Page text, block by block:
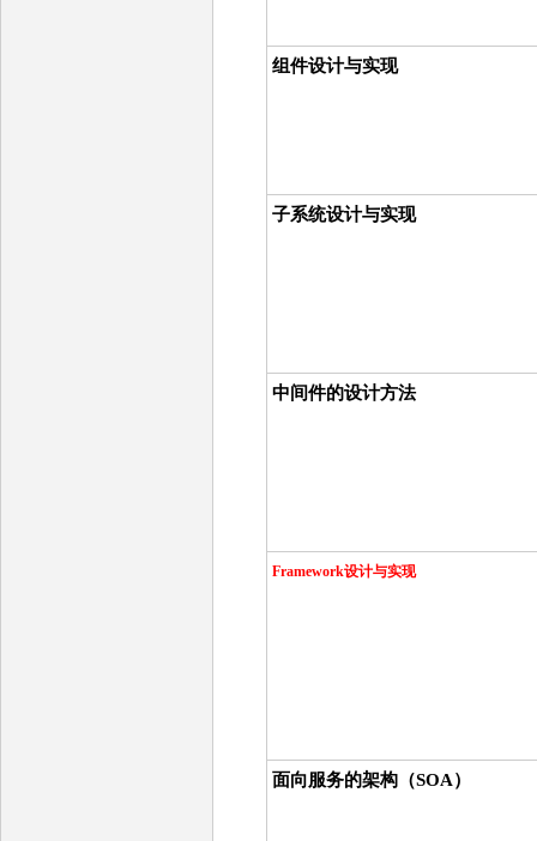
组件设计与实现
子系统设计与实现
中间件的设计方法
Framework设计与实现
面向服务的架构 （SOA）